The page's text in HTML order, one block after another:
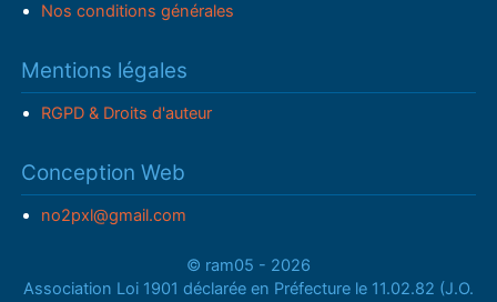
Nos conditions générales
Mentions légales
RGPD & Droits d'auteur
Conception Web
no2pxl@gmail.com
© ram05 - 2026
Association Loi 1901 déclarée en Préfecture le 11.02.82 (J.O.